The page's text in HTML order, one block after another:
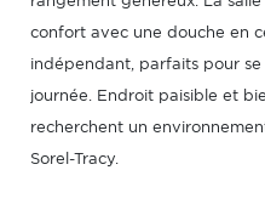
confort avec une douche en
indépendant, parfaits pour
journée. Endroit paisible et
recherchent un
Sorel-Tracy.